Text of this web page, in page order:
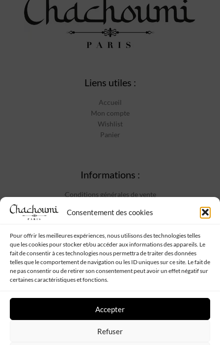
Consentement des cookies
Pour offrir les meilleures expériences, nous utilisons des technologies telles
que les cookies pour stocker et/ou accéder aux informations des appareils. Le
fait de consentir à ces technologies nous permettra de traiter des données
telles que le comportement de navigation ou les ID uniques sur ce site. Le fait de
ne pas consentir ou de retirer son consentement peut avoir un effet négatif sur
certaines caractéristiques et fonctions.
Accepter
Refuser
Liens utiles :
Accueil
Mon compte
Wishlist
Panier
Informations :
Conditions générales de vente
Politique de confidentialité
Suivez-nous :